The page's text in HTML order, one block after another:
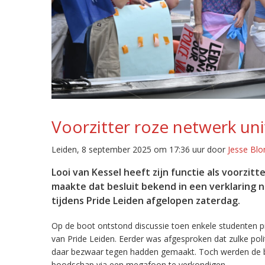
Voorzitter roze netwerk
Leiden, 8 september 2025 om 17:36 uur door Jesse
Looi van Kessel heeft zijn functie als
maakte dat besluit bekend in een verklaring
tijdens Pride Leiden afgelopen zaterdag.
Op de boot ontstond discussie toen enkele studenten
van Pride Leiden. Eerder was afgesproken dat zulke
daar bezwaar tegen hadden gemaakt. Toch werden